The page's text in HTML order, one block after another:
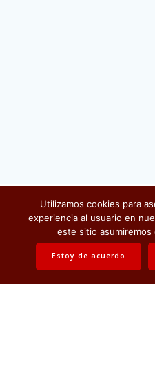
© 2026 . All
Utilizamos cookies para
experiencia al usuario en
este sitio
Estoy de acuerdo